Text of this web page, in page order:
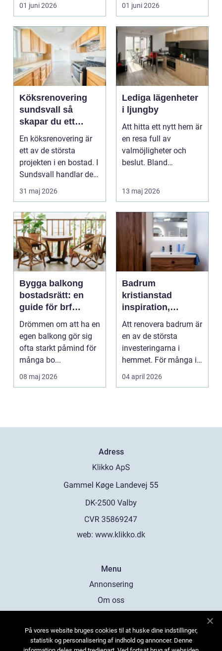
01 juni 2026
tillbyggnad ...
01 juni 2026
Köksrenovering
sundsvall så
skapar du ett
hållbart och
funktionellt kök
En köksrenovering är
ett av de största
projekten i en bostad. I
Sundsvall handlar det
ofta om att ko...
31 maj 2026
Lediga lägenheter
i ljungby
Att hitta ett nytt hem är
en resa full av
valmöjligheter och
beslut. Bland
och sjö...
13 maj 2026
Bygga balkong
bostadsrätt: en
guide för brf
medlemmar
Drömmen om att ha en
egen balkong gör sig
ofta starkt påmind för
många bo...
08 maj 2026
Badrum
kristianstad
inspiration,
planering och
smarta val
Att renovera badrum är
en av de största
investeringarna i
hemmet. För många i
och runt Kristianstad ...
04 april 2026
Adress
web: www.klikko.dk
Menu
Annonsering
Om oss
Kontakta oss
Sitemap
På vores website bruges cookies til at huske dine indstillinger,
statistik og personalisering af indhold og annoncer. Denne